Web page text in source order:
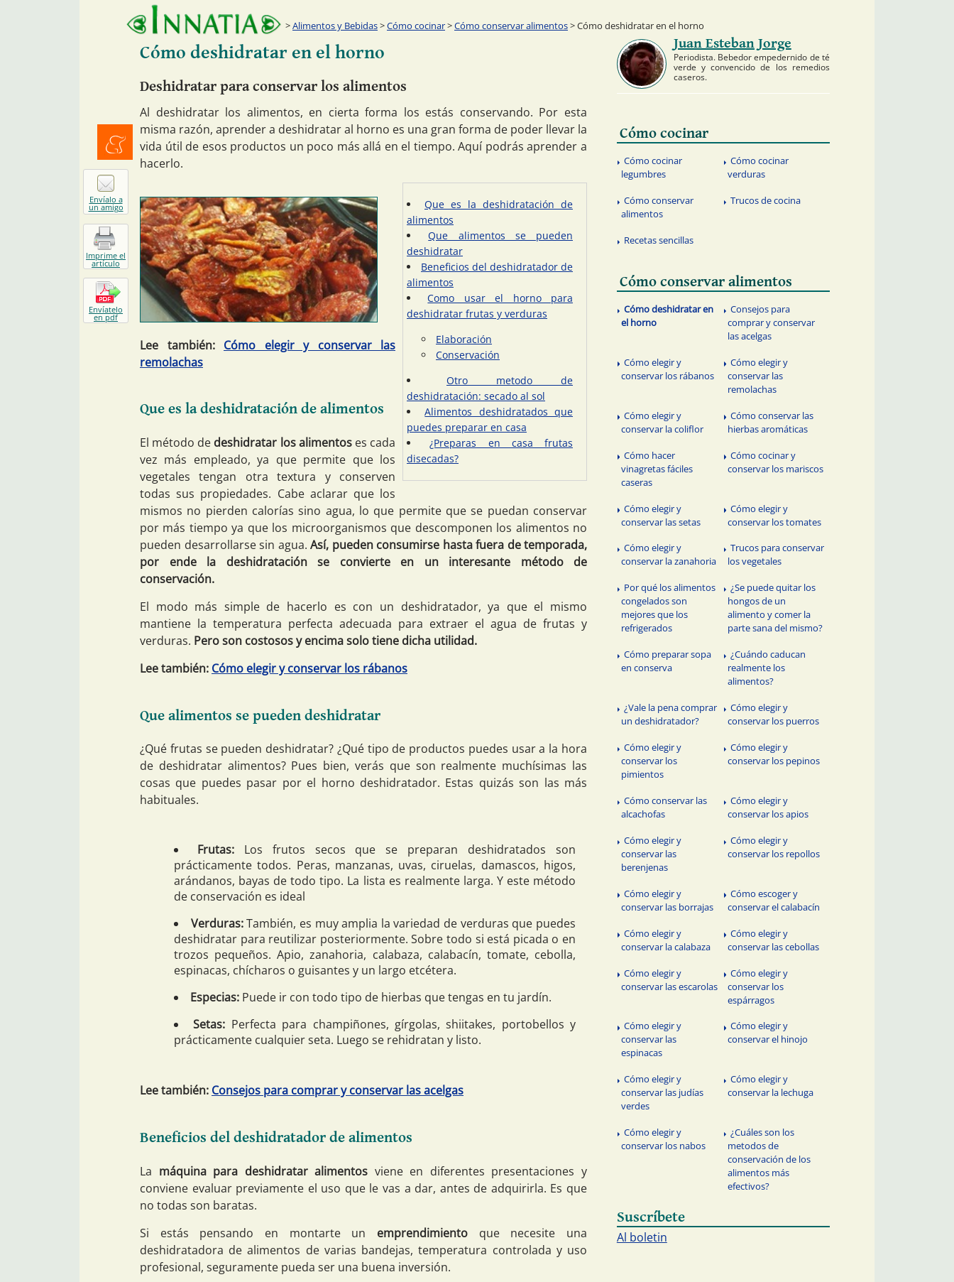
Alimentos y Bebidas>Cómo cocinar>Cómo conservar alimentos> Cómo deshidratar en el horno
Cómo deshidratar en el horno
Deshidratar para conservar los alimentos
Al deshidratar los alimentos, en cierta forma los estás conservando. Por esta
misma razón, aprender a deshidratar al horno es una gran forma de poder llevar la
vida útil de esos productos un poco más allá en el tiempo. Aquí podrás aprender a
hacerlo.
Que es la deshidratación de
alimentos
Que alimentos se pueden
deshidratar
Beneficios del deshidratador de
alimentos
Como usar el horno para
deshidratar frutas y verduras
Elaboración
Conservación
Otro metodo de
deshidratación: secado al sol
Alimentos deshidratados que
puedes preparar en casa
¿Preparas en casa frutas
disecadas?
Lee también: Cómo elegir y conservar las
remolachas
Que es la deshidratación de alimentos
El método de deshidratar los alimentoses cada
vez más empleado, ya que permite que los
vegetales tengan otra textura y conserven
todas sus propiedades. Cabe aclarar que los
mismos no pierden calorías sino agua, lo que permite que se puedan conservar
por más tiempo ya que los microorganismos que descomponen los alimentos no
pueden desarrollarse sin agua. Así, pueden consumirse hasta fuera de temporada,
por ende la deshidratación se convierte en un interesante método de
conservación.
El modo más simple de hacerlo es con un deshidratador, ya que el mismo
mantiene la temperatura perfecta adecuada para extraer el agua de frutas y
verduras. Pero son costosos y encima solo tiene dicha utilidad.
Lee también: Cómo elegir y conservar los rábanos
Que alimentos se pueden deshidratar
¿Qué frutas se pueden deshidratar? ¿Qué tipo de productos puedes usar a la hora
de deshidratar alimentos? Pues bien, verás que son realmente muchísimas las
cosas que puedes pasar por el horno deshidratador. Estas quizás son las más
habituales.
Frutas:Los frutos secos que se preparan deshidratados son
prácticamente todos. Peras, manzanas, uvas, ciruelas, damascos, higos,
arándanos, bayas de todo tipo. La lista es realmente larga. Y este método
de conservación es ideal
Verduras:También, es muy amplia la variedad de verduras que puedes
deshidratar para reutilizar posteriormente. Sobre todo si está picada o en
trozos pequeños. Apio, zanahoria, calabaza, calabacín, tomate, cebolla,
espinacas, chícharos o guisantes y un largo etcétera.
Especias: Puede ir con todo tipo de hierbas que tengas en tu jardín.
Setas: Perfecta para champiñones, gírgolas, shiitakes, portobellos y
prácticamente cualquier seta. Luego se rehidratan y listo.
Lee también: Consejos para comprar y conservar las acelgas
Beneficios del deshidratador de alimentos
La máquina para deshidratar alimentos viene en diferentes presentaciones y
conviene evaluar previamente el uso que le vas a dar, antes de adquirirla. Es que
no todas son baratas.
Si estás pensando en montarte un emprendimiento que necesite una
deshidratadora de alimentos de varias bandejas, temperatura controlada y uso
profesional, seguramente pueda ser una buena inversión.
Juan Esteban Jorge
Periodista. Bebedor empedernido de té
verde y convencido de los remedios
caseros.
Cómo cocinar
Cómo cocinar
legumbres
Cómo cocinar
verduras
Cómo conservar
alimentos
Trucos de cocina
Recetas sencillas
Cómo conservar alimentos
Cómo deshidratar en
el horno
Consejos para
comprar y conservar
las acelgas
Cómo elegir y
conservar los rábanos
Cómo elegir y
conservar las
remolachas
Cómo elegir y
conservar la coliflor
Cómo conservar las
hierbas aromáticas
Cómo hacer
vinagretas fáciles
caseras
Cómo cocinar y
conservar los mariscos
Cómo elegir y
conservar las setas
Cómo elegir y
conservar los tomates
Cómo elegir y
conservar la zanahoria
Trucos para conservar
los vegetales
Por qué los alimentos
congelados son
mejores que los
refrigerados
¿Se puede quitar los
hongos de un
alimento y comer la
parte sana del mismo?
Cómo preparar sopa
en conserva
¿Cuándo caducan
realmente los
alimentos?
¿Vale la pena comprar
un deshidratador?
Cómo elegir y
conservar los puerros
Cómo elegir y
conservar los
pimientos
Cómo elegir y
conservar los pepinos
Cómo conservar las
alcachofas
Cómo elegir y
conservar los apios
Cómo elegir y
conservar las
berenjenas
Cómo elegir y
conservar los repollos
Cómo elegir y
conservar las borrajas
Cómo escoger y
conservar el calabacín
Cómo elegir y
conservar la calabaza
Cómo elegir y
conservar las cebollas
Cómo elegir y
conservar las escarolas
Cómo elegir y
conservar los
espárragos
Cómo elegir y
conservar las
espinacas
Cómo elegir y
conservar el hinojo
Cómo elegir y
conservar las judías
verdes
Cómo elegir y
conservar la lechuga
Cómo elegir y
conservar los nabos
¿Cuáles son los
metodos de
conservación de los
alimentos más
efectivos?
Suscríbete
Al boletin
Menéalo
Envíalo a
un amigo
Imprime el
artículo
Envíatelo
en pdf